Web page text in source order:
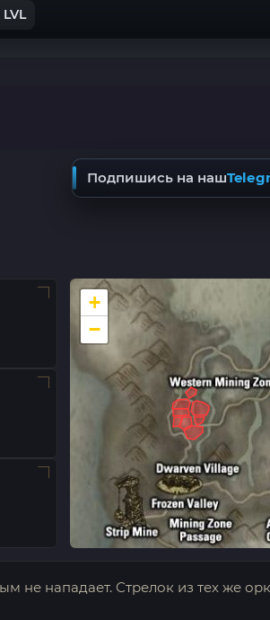
LVL
Подпишись на наш
+
−
не нападает. Стрелок из тех же